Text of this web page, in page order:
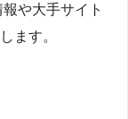
や大手サイト
ます。